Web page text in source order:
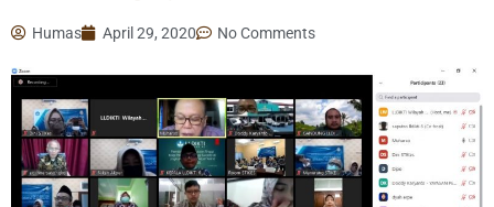
Humas April 29, 2020 No Comments